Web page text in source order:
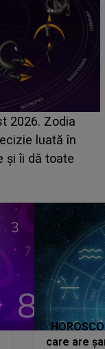
până
din Casa Iubirii
despre mama
pentru
care are